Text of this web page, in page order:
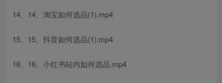
14、14、淘宝如何选品(1).mp4
15、15、抖音如何选品(1).mp4
16、16、小红书站内如何选品.mp4